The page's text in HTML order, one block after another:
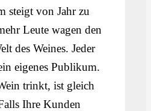
steigt von Jahr zu
Leute wagen den
des Weines. Jeder
eigenes Publikum.
trinkt, ist gleich
Ihre Kunden